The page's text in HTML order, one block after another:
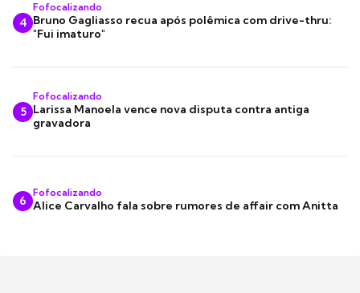
4
Fofocalizando
Bruno Gagliasso recua após polêmica com drive-thru:
"Fui imaturo"
5
Fofocalizando
Larissa Manoela vence nova disputa contra antiga
gravadora
6
Fofocalizando
Alice Carvalho fala sobre rumores de affair com Anitta